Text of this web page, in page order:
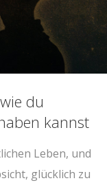
du
kannst
Leben, und
glücklich zu